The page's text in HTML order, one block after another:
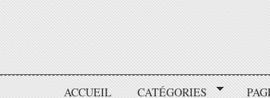
ACCUEIL CATÉGORIES